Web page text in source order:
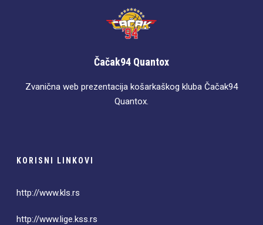
Čačak94 Quantox
Zvanična web prezentacija košarkaškog kluba Čačak94
Quantox.
KORISNI LINKOVI
http://www.kls.rs
http://www.lige.kss.rs